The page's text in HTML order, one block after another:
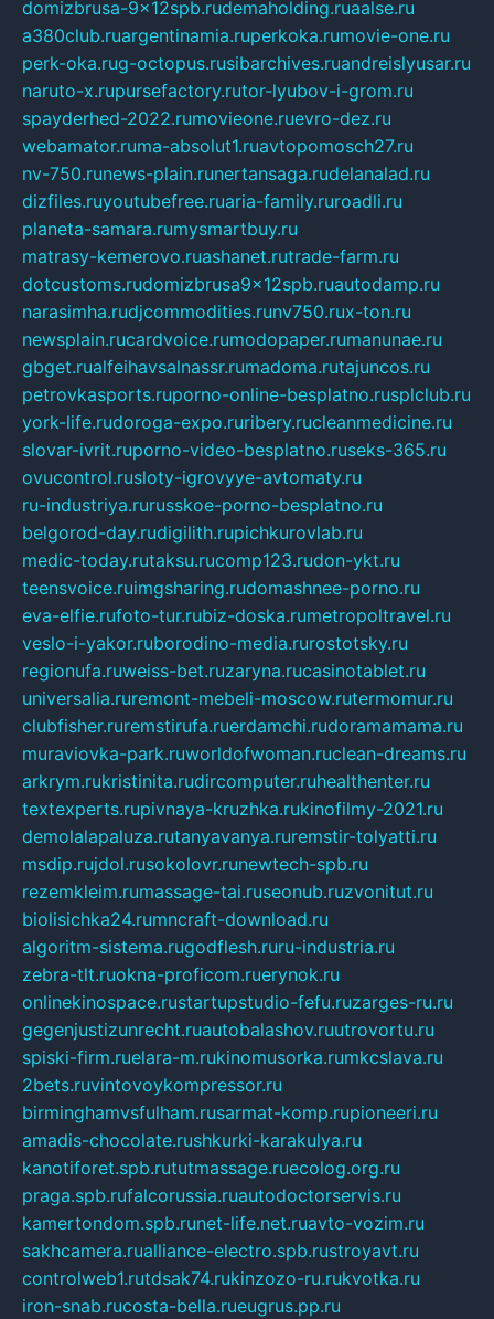
domizbrusa-9x12spb.rudemaholding.ruaalse.ru
a380club.ruargentinamia.ruperkoka.rumovie-one.ru
perk-oka.rug-octopus.rusibarchives.ruandreislyusar.ru
naruto-x.rupursefactory.rutor-lyubov-i-grom.ru
spayderhed-2022.rumovieone.ruevro-dez.ru
webamator.ruma-absolut1.ruavtopomosch27.ru
nv-750.runews-plain.runertansaga.rudelanalad.ru
dizfiles.ruyoutubefree.ruaria-family.ruroadli.ru
planeta-samara.rumysmartbuy.ru
matrasy-kemerovo.ruashanet.rutrade-farm.ru
dotcustoms.rudomizbrusa9x12spb.ruautodamp.ru
narasimha.rudjcommodities.runv750.rux-ton.ru
newsplain.rucardvoice.rumodopaper.rumanunae.ru
gbget.rualfeihavsalnassr.rumadoma.rutajuncos.ru
petrovkasports.ruporno-online-besplatno.rusplclub.ru
york-life.rudoroga-expo.ruribery.rucleanmedicine.ru
slovar-ivrit.ruporno-video-besplatno.ruseks-365.ru
ovucontrol.rusloty-igrovyye-avtomaty.ru
ru-industriya.rurusskoe-porno-besplatno.ru
belgorod-day.rudigilith.rupichkurovlab.ru
medic-today.rutaksu.rucomp123.rudon-ykt.ru
teensvoice.ruimgsharing.rudomashnee-porno.ru
eva-elfie.rufoto-tur.rubiz-doska.rumetropoltravel.ru
veslo-i-yakor.ruborodino-media.rurostotsky.ru
regionufa.ruweiss-bet.ruzaryna.rucasinotablet.ru
universalia.ruremont-mebeli-moscow.rutermomur.ru
clubfisher.ruremstirufa.ruerdamchi.rudoramamama.ru
muraviovka-park.ruworldofwoman.ruclean-dreams.ru
arkrym.rukristinita.rudircomputer.ruhealthenter.ru
textexperts.rupivnaya-kruzhka.rukinofilmy-2021.ru
demolalapaluza.rutanyavanya.ruremstir-tolyatti.ru
msdip.rujdol.rusokolovr.runewtech-spb.ru
rezemkleim.rumassage-tai.ruseonub.ruzvonitut.ru
biolisichka24.rumncraft-download.ru
algoritm-sistema.rugodflesh.ruru-industria.ru
zebra-tlt.ruokna-proficom.ruerynok.ru
onlinekinospace.rustartupstudio-fefu.ruzarges-ru.ru
gegenjustizunrecht.ruautobalashov.ruutrovortu.ru
spiski-firm.ruelara-m.rukinomusorka.rumkcslava.ru
2bets.ruvintovoykompressor.ru
birminghamvsfulham.rusarmat-komp.rupioneeri.ru
amadis-chocolate.rushkurki-karakulya.ru
kanotiforet.spb.rututmassage.ruecolog.org.ru
praga.spb.rufalcorussia.ruautodoctorservis.ru
kamertondom.spb.runet-life.net.ruavto-vozim.ru
sakhcamera.rualliance-electro.spb.rustroyavt.ru
controlweb1.rutdsak74.rukinzozo-ru.rukvotka.ru
iron-snab.rucosta-bella.rueugrus.pp.ru